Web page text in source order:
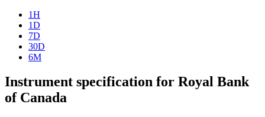
1H
1D
7D
30D
6M
Instrument specification for Royal Bank
of Canada